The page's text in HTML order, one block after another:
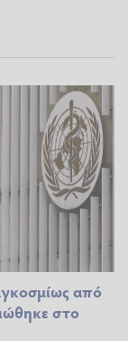
από
στο